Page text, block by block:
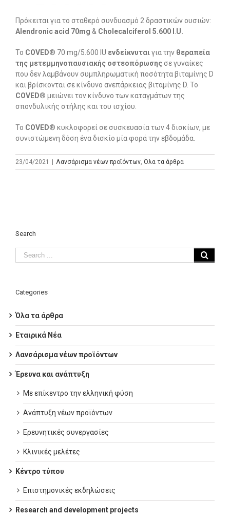
Πρόκειται για το σταθερό συνδυασμό 2 δραστικών ουσιών:
Alendronic acid 70mg & Chol ecalciferol 5.600 I U.
Το COVED® 70 mg/5.600 IU ενδείκνυταιγια την θεραπεία
της μετεμμηνοπαυσιακής οστεοπόρωσης σε γυναίκες
που δεν λαμβάνουν συμπληρωματική ποσότητα βιταμίνης D
και βρίσκονται σε κίνδυνο ανεπάρκειας βιταμίνης D. Το
COVED® μειώνει τον κίνδυνο των καταγμάτων της
σπονδυλικής στήλης και του ισχίου.
Το COVED® κυκλοφορεί σε συσκευασία των 4 δισκίων, με
συνιστώμενη δόση ένα δισκίο μία φορά την εβδομάδα.
23/04/2021 | Λανσάρισμα νέων προϊόντων Όλα τα άρθρα
Search
Categories
Όλα τα άρθρα
Εταιρικά Νέα
Λανσάρισμα νέων προϊόντων
Έρευνα και ανάπτυξη
Με επίκεντρο την ελληνική φύση
Ανάπτυξη νέων προϊόντων
Ερευνητικές συνεργασίες
Κλινικές μελέτες
Κέντρο τύπου
Επιστημονικές εκδηλώσεις
Research and development projects